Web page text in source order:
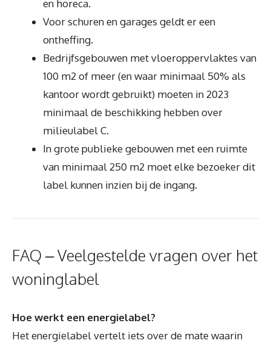
en horeca.
Voor schuren en garages geldt er een
ontheffing.
Bedrijfsgebouwen met vloeroppervlaktes van
100 m2 of meer (en waar minimaal 50% als
kantoor wordt gebruikt) moeten in 2023
minimaal de beschikking hebben over
milieulabel C.
In grote publieke gebouwen met een ruimte
van minimaal 250 m2 moet elke bezoeker dit
label kunnen inzien bij de ingang.
FAQ – Veelgestelde vragen over het
woninglabel
Hoe werkt een energielabel?
Het energielabel vertelt iets over de mate waarin